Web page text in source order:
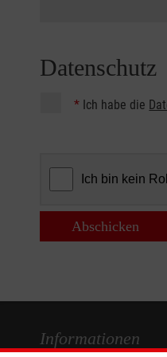
Datenschutz
* Ich habe die
Abschicken
Informationen